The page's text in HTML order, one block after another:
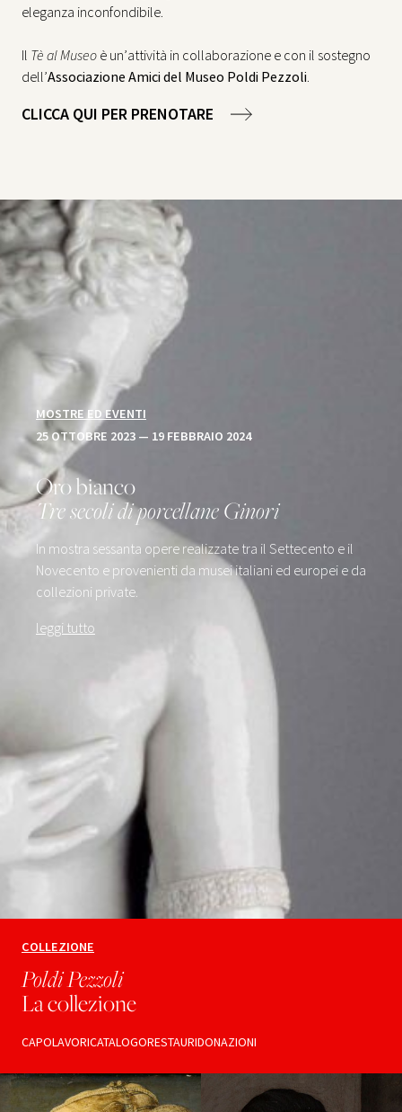
eleganza inconfondibile.
Il Tè al Museo è un’attività in collaborazione e con il sostegno
dell’Associazione Amici del Museo Poldi Pezzoli.
CLICCA QUI PER PRENOTARE
MOSTRE ED EVENTI
25 OTTOBRE 2023 — 19 FEBBRAIO 2024
Oro bianco
Tre secoli di porcellane Ginori
In mostra sessanta opere realizzate tra il Settecento e il
Novecento e provenienti da musei italiani ed europei e da
collezioni private.
leggi tutto
COLLEZIONE
Poldi Pezzoli
La collezione
CAPOLAVORICATALOGORESTAURIDONAZIONI